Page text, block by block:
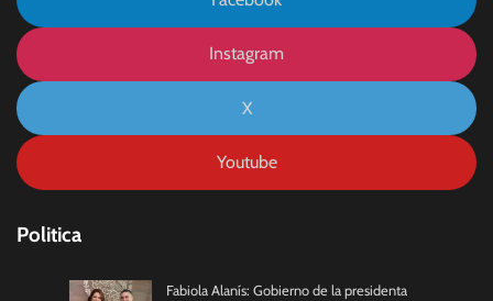
Instagram
X
Youtube
Politica
Fabiola Alanís: Gobierno de la presidenta